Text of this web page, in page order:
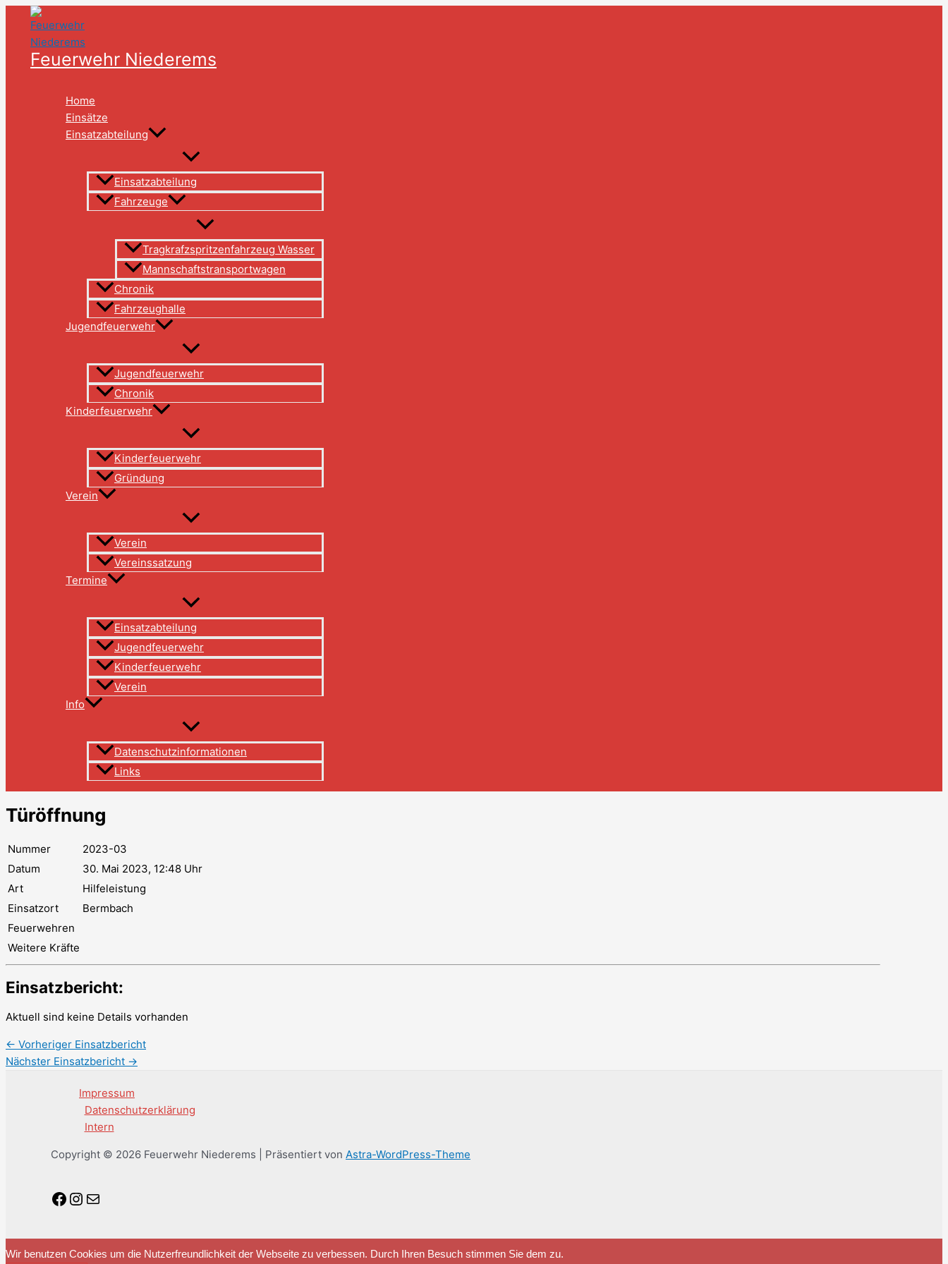
Inhalt
springen
Feuerwehr Niederems
Home
Einsätze
Einsatzabteilung
Einsatzabteilung
Fahrzeuge
Tragkrafzspritzenfahrzeug Wasser
Mannschaftstransportwagen
Chronik
Fahrzeughalle
Jugendfeuerwehr
Jugendfeuerwehr
Chronik
Kinderfeuerwehr
Kinderfeuerwehr
Gründung
Verein
Verein
Vereinssatzung
Termine
Einsatzabteilung
Jugendfeuerwehr
Kinderfeuerwehr
Verein
Info
Datenschutzinformationen
Links
Türöffnung
Nummer
2023-03
Datum
30. Mai 2023, 12:48 Uhr
Art
Hilfeleistung
Einsatzort
Bermbach
Feuerwehren
Weitere Kräfte
Einsatzbericht:
Aktuell sind keine Details vorhanden
← Vorheriger Einsatzbericht
Nächster Einsatzbericht →
Impressum
Datenschutzerklärung
Intern
Copyright © 2026 Feuerwehr Niederems | Präsentiert von Astra-WordPress-Theme
Facebook
Instagram
E-Mail
Wir benutzen Cookies um die Nutzerfreundlichkeit der Webseite zu verbessen. Durch Ihren Besuch stimmen Sie dem zu.